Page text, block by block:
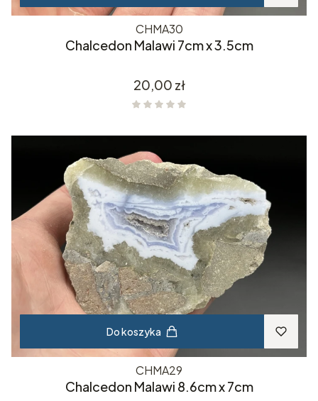
CHMA30
Chalcedon Malawi 7cm x 3.5cm
Cena
20,00 zł
Do koszyka
CHMA29
Chalcedon Malawi 8.6cm x 7cm